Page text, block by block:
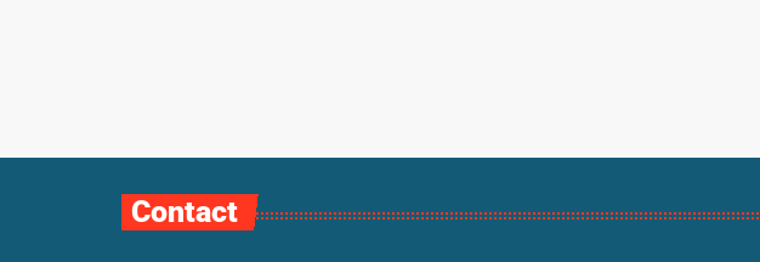
Contact